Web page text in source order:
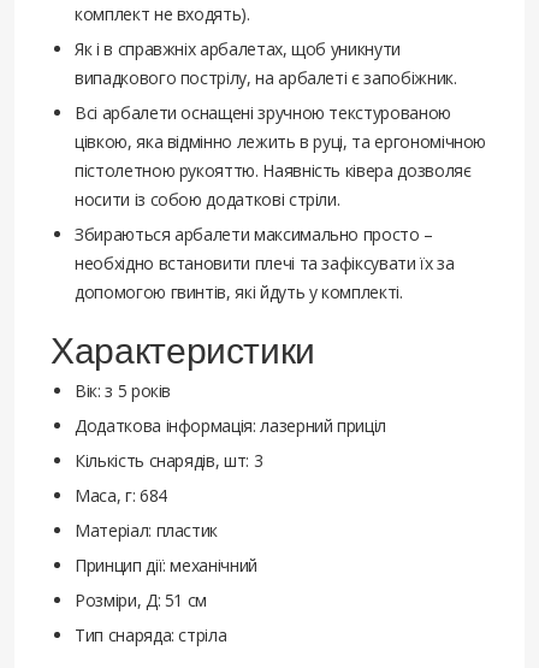
комплект не входять).
Як і в справжніх арбалетах, щоб уникнути
випадкового пострілу, на арбалеті є запобіжник.
Всі арбалети оснащені зручною текстурованою
цівкою, яка відмінно лежить в руці, та ергономічною
пістолетною рукояттю. Наявність ківера дозволяє
носити із собою додаткові стріли.
Збираються арбалети максимально просто –
необхідно встановити плечі та зафіксувати їх за
допомогою гвинтів, які йдуть у комплекті.
Характеристики
Вік: з 5 років
Додаткова інформація: лазерний приціл
Кількість снарядів, шт: 3
Маса, г: 684
Матеріал: пластик
Принцип дії: механічний
Розміри, Д: 51 см
Тип снаряда: стріла